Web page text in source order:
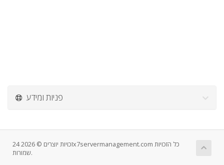
פניות ומידע
זכויות יוצרים © 2026 24x7servermanagement.com כל הזכויות
שמורות.